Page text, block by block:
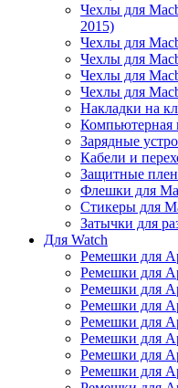
Чехлы для
2015)
Чехлы для
Чехлы для
Чехлы для
Чехлы для
Накладки на
Компьютерная
Зарядные
Кабели и
Защитные
Флешки для
Стикеры для
Затычки для
Для Watch
Ремешки для
Ремешки для
Ремешки для
Ремешки для
Ремешки для
Ремешки для
Ремешки для
Ремешки для